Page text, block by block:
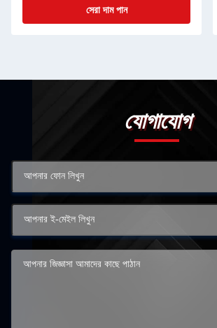
সেরা দাম পান
যোগাযোগ